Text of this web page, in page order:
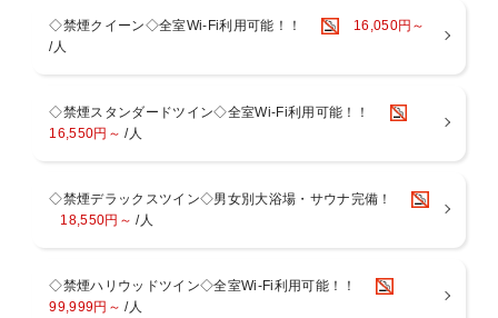
と、
『とてつもなく気持ちいい感覚』で『なんとも言えないリフレッシュ
◆レストラン～OASIS
【内容】ご当地逸品と約40品目の洋食中心のバイキング
【ご当地メニュー】ビーフシチュー・フレンチトースト
【場所】2階
【時間】15：00〜翌朝10：00(サウナ深夜1：00〜5：00利用休止)
◇禁煙クイーン◇全室Wi-Fi利用可能！！
16,050円～
/人
◇禁煙スタンダードツイン◇全室Wi-Fi利用可能！！
16,550円～ /人
◇禁煙デラックスツイン◇男女別大浴場・サウナ完備！
18,550円～ /人
◇禁煙ハリウッドツイン◇全室Wi-Fi利用可能！！
99,999円～ /人